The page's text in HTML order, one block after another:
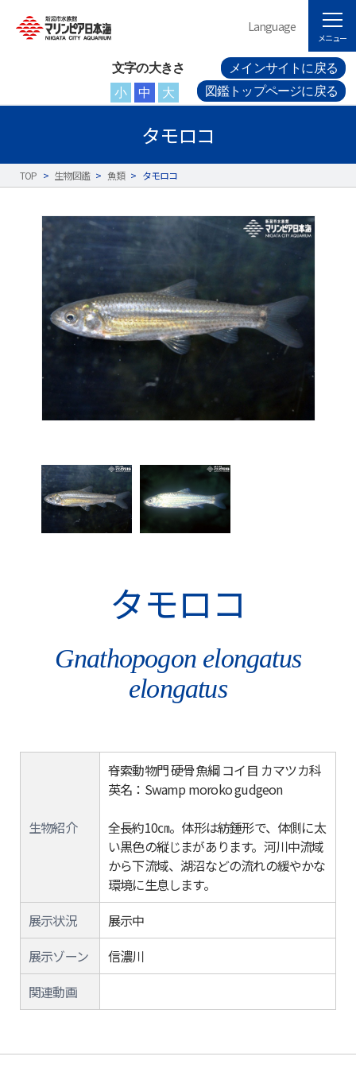
文字の大きさ
小
中 大
メインサイトに戻る
図鑑トップページに戻る
Language
メニュー
タモロコ
TOP > 生物図鑑 > 魚類 > タモロコ
タモロコ
Gnathopogon elongatus
elongatus
生物紹介
脊索動物門 硬骨魚綱 コイ目 カマツカ科
英名：Swamp moroko gudgeon
全長約10㎝。体形は紡錘形で、体側に太
い黒色の縦じまがあります。河川中流域
から下流域、湖沼などの流れの緩やかな
環境に生息します。
展示状況
展示中
展示ゾーン
信濃川
関連動画